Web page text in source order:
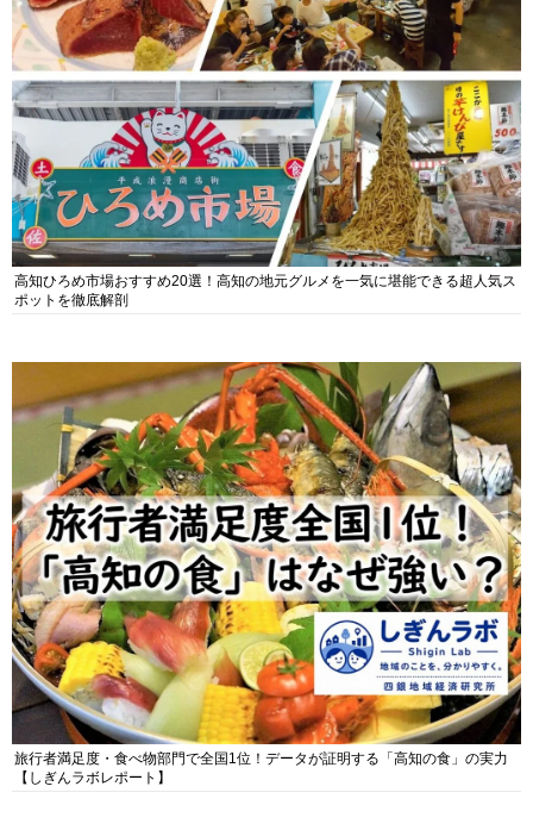
高知ひろめ市場おすすめ20選！高知の地元グルメを一気に堪能できる超人気ス
ポットを徹底解剖
旅行者満足度・食べ物部門で全国1位！データが証明する「高知の食」の実力
【しぎんラボレポート】